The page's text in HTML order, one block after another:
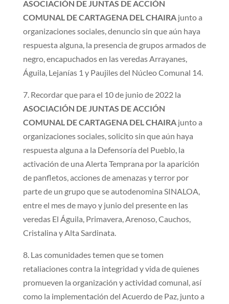
ASOCIACIÓN DE JUNTAS DE ACCIÓN
COMUNAL DE CARTAGENA DEL CHAIRAjunto a
organizaciones sociales, denuncio sin que aún haya
respuesta alguna, la presencia de grupos armados de
negro, encapuchados en las veredas Arrayanes,
Águila, Lejanías 1 y Paujiles del Núcleo Comunal 14.
7. Recordar que para el 10 de junio de 2022 la
ASOCIACIÓN DE JUNTAS DE ACCIÓN
COMUNAL DE CARTAGENA DEL CHAIRAjunto a
organizaciones sociales, solicito sin que aún haya
respuesta alguna a la Defensoría del Pueblo, la
activación de una Alerta Temprana por la aparición
de panfletos, acciones de amenazas y terror por
parte de un grupo que se autodenomina SINALOA,
entre el mes de mayo y junio del presente en las
veredas El Águila, Primavera, Arenoso, Cauchos,
Cristalina y Alta Sardinata.
8. Las comunidades temen que se tomen
retaliaciones contra la integridad y vida de quienes
promueven la organización y actividad comunal, así
como la implementación del Acuerdo de Paz, junto a